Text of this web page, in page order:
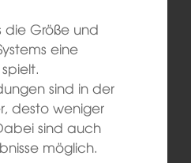
die Größe und
eine
sind in der
desto weniger
sind auch
möglich.